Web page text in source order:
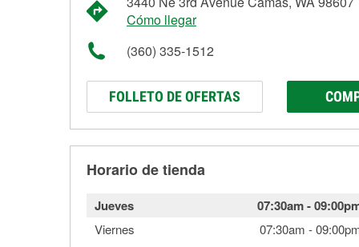
Cómo llegar
(360) 335-1512
FOLLETO DE OFERTAS
Horario de tienda
Jueves 07:30am-
Viernes 07:30am -